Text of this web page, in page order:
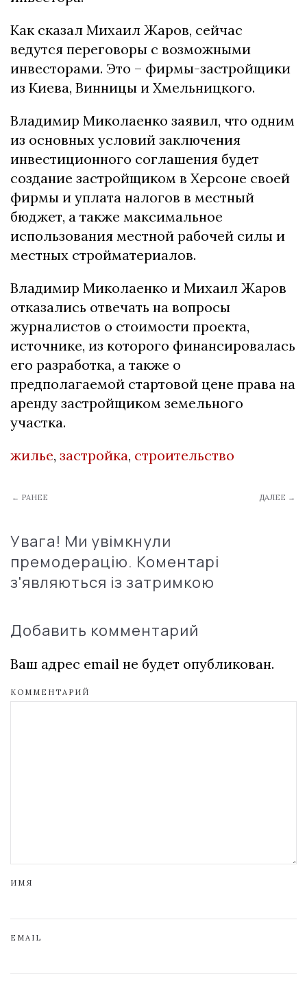
Как сказал Михаил Жаров, сейчас
ведутся переговоры с возможными
инвесторами. Это – фирмы-застройщики
из Киева, Винницы и Хмельницкого.
Владимир Миколаенко заявил, что одним
из основных условий заключения
инвестиционного соглашения будет
создание застройщиком в Херсоне своей
фирмы и уплата налогов в местный
бюджет, а также максимальное
использования местной рабочей силы и
местных стройматериалов.
Владимир Миколаенко и Михаил Жаров
отказались отвечать на вопросы
журналистов о стоимости проекта,
источнике, из которого финансировалась
его разработка, а также о
предполагаемой стартовой цене права на
аренду застройщиком земельного
участка.
жилье, застройка, строительство
← РАНЕЕ ДАЛЕЕ →
Увага! Ми увімкнули
премодерацію. Коментарі
з'являються із затримкою
Добавить комментарий
Ваш адрес email не будет опубликован.
КОММЕНТАРИЙ
ИМЯ
EMAIL